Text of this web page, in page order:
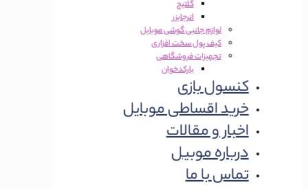
گلتیج
انرجایزر
لوازم جانبی گوشی موبایل
کیف پول سخت افزاری
تجهیزات فروشگاهی
بارکدخوان
کنسول بازی
خرید اقساطی موبایل
اخبار و مقالات
درباره موبیل
تماس با ما